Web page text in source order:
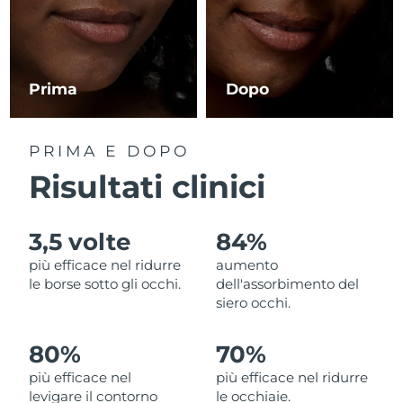
Prima Dopo
PRIMA E DOPO
Risultati clinici
3,5 volte
più efficace nel ridurre
le borse sotto gli occhi.
84%
aumento
dell'assorbimento del
siero occhi.
80%
più efficace nel
levigare il contorno
70%
più efficace nel ridurre
le occhiaie.
RAS di Macao Consegna stimata 8/12/26
Malaysia Consegna stimata
Messico
Paesi Bassi Consegna stimata
Nuova Zelanda Consegna stimata
Oman Consegna stimata8/13/26